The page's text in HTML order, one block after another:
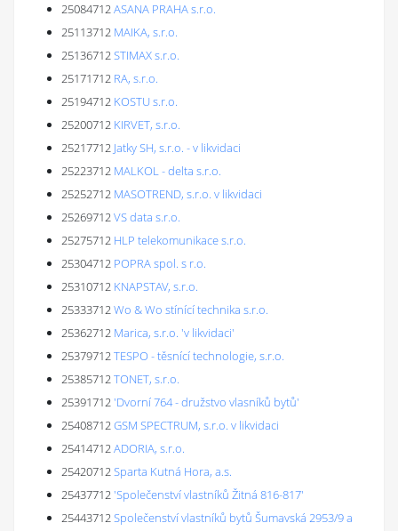
25084712ASANA PRAHA s.r.o.
25113712 MAIKA, s.r.o.
25136712STIMAX s.r.o.
25171712 RA, s.r.o.
25194712 KOSTU s.r.o.
25200712 KIRVET, s.r.o.
25217712 Jatky SH, s.r.o. - v likvidaci
25223712 MALKOL - delta s.r.o.
25252712 MASOTREND, s.r.o. v likvidaci
25269712VS data s.r.o.
25275712 HLP telekomunikace s.r.o.
25304712 POPRA spol. s r.o.
25310712 KNAPSTAV, s.r.o.
25333712Wo & Wo stínící technika s.r.o.
25362712 Marica, s.r.o. 'v likvidaci'
25379712TESPO - těsnící technologie, s.r.o.
25385712TONET, s.r.o.
25391712'Dvorní 764 - družstvo vlasníků bytů'
25408712GSM SPECTRUM, s.r.o. v likvidaci
25414712ADORIA, s.r.o.
25420712Sparta Kutná Hora, a.s.
25437712'Společenství vlastníků Žitná 816-817'
25443712Společenství vlastníků bytů Šumavská 2953/9 a